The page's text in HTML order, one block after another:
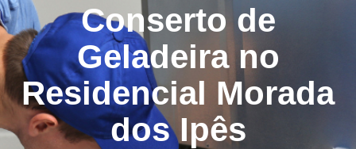
Conserto de
Geladeira no
Residencial Morada
dos Ipês